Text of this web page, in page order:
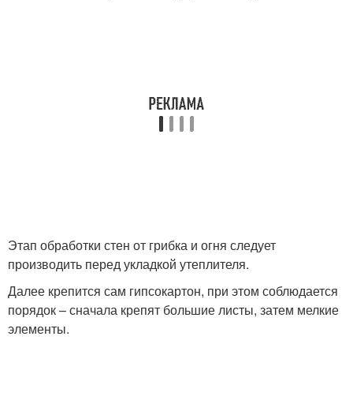
Этап обработки стен от грибка и огня следует
производить перед укладкой утеплителя.
Далее крепится сам гипсокартон, при этом соблюдается
порядок – сначала крепят большие листы, затем мелкие
элементы.